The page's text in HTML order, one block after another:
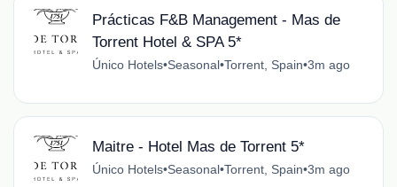
Prácticas F&B Management - Mas de
Torrent Hotel & SPA 5*
Único Hotels•Seasonal•Torrent, Spain•3m ago
Maitre - Hotel Mas de Torrent 5*
Único Hotels•Seasonal•Torrent, Spain•3m ago